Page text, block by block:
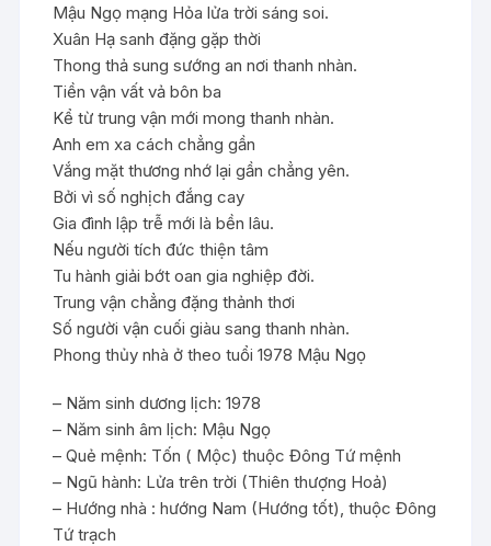
Mậu Ngọ mạng Hỏa lửa trời sáng soi.
Xuân Hạ sanh đặng gặp thời
Thong thả sung sướng an nơi thanh nhàn.
Tiền vận vất vả bôn ba
Kể từ trung vận mới mong thanh nhàn.
Anh em xa cách chẳng gần
Vắng mặt thương nhớ lại gần chẳng yên.
Bởi vì số nghịch đắng cay
Gia đình lập trễ mới là bền lâu.
Nếu người tích đức thiện tâm
Tu hành giải bớt oan gia nghiệp đời.
Trung vận chẳng đặng thảnh thơi
Số người vận cuối giàu sang thanh nhàn.
Phong thủy nhà ở theo tuổi 1978 Mậu Ngọ
– Năm sinh dương lịch: 1978
– Năm sinh âm lịch: Mậu Ngọ
– Quẻ mệnh: Tốn ( Mộc) thuộc Đông Tứ mệnh
– Ngũ hành: Lửa trên trời (Thiên thượng Hoả)
– Hướng nhà : hướng Nam (Hướng tốt), thuộc Đông
Tứ trạch